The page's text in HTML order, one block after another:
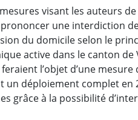
visant les auteurs
une interdiction
du domicile selon le
active dans le canton
l’objet d’une mesure
un déploiement complet
grâce à la possibilité